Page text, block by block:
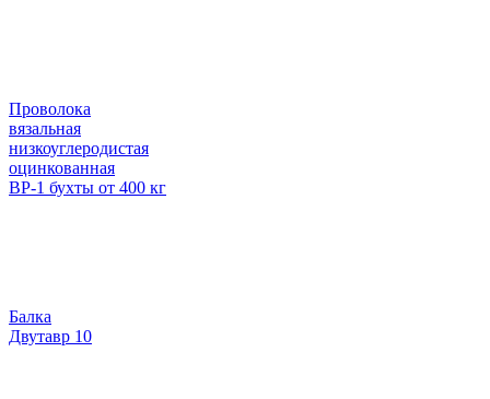
Проволока
вязальная
низкоуглеродистая
оцинкованная
ВР-1 бухты от 400 кг
Балка
Двутавр 10